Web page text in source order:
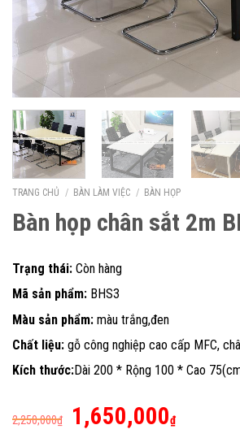
TRANG CHỦ / BÀN LÀM VIỆC / BÀN HỌP
Bàn họp chân sắt 2m
Trạng thái: Còn hàng
Mã sản phẩm: BHS3
Màu sản phẩm: màu trắng,đen
Chất liệu: gỗ công nghiệp cao cấp MFC,
Kích thước:Dài 200 * Rộng 100 * Cao
2,250,000₫
Giá
1,650,000₫Giá